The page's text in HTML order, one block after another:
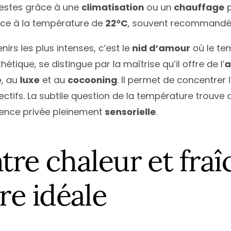
grâce à une climatisation ou un chauffage
à la température de 22°C, souvent
les plus intenses, c’est le nid d’amour où le
se distingue par la maîtrise qu’il offre de l’
, au luxe et au cocooning. Il permet de concentrer
La subtile question de la température trouve
privée pleinementsensorielle.
chaleur et
idéale